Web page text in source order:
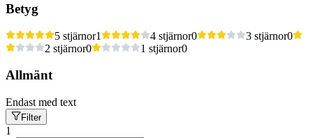
Betyg
5 stjärnor1 4 stjärnor0 3 stjärnor0
2 stjärnor0 1 stjärnor0
Allmänt
Endast med text
Filter
1